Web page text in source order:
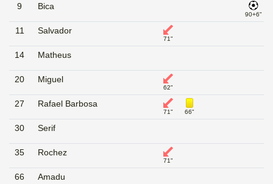
9 Bica
90+6"
11 Salvador
71"
14 Matheus
20 Miguel
62"
27 Rafael Barbosa
71" 66"
30 Serif
35 Rochez
71"
66 Amadu